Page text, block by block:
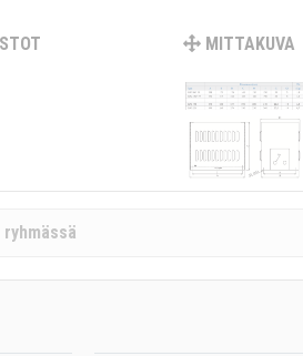
MITTAKUVA